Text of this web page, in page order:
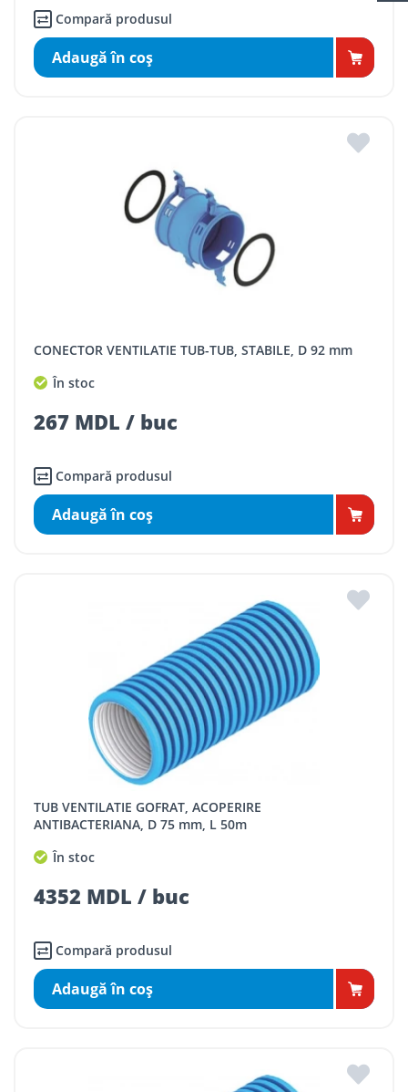
Compară produsul
Adaugă în coş
CONECTOR VENTILATIE TUB-TUB, STABILE, D 92 mm
În stoc
267 MDL / buc
Compară produsul
Adaugă în coş
TUB VENTILATIE GOFRAT, ACOPERIRE
ANTIBACTERIANA, D 75 mm, L 50m
În stoc
4352 MDL / buc
Compară produsul
Adaugă în coş